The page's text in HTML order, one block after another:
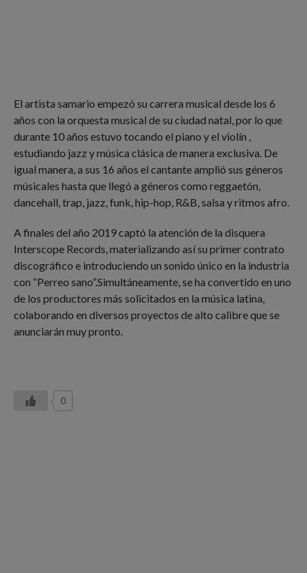
El artista samario empezó su carrera musical desde los 6
años con la orquesta musical de su ciudad natal, por lo que
durante 10 años estuvo tocando el piano y el violín ,
estudiando jazz y música clásica de manera exclusiva. De
igual manera, a sus 16 años el cantante amplió sus géneros
músicales hasta que llegó a géneros como reggaetón,
dancehall, trap, jazz, funk, hip-hop, R&B, salsa y ritmos afro.
A finales del año 2019 captó la atención de la disquera
Interscope Records, materializando así su primer contrato
discográfico e introduciendo un sonido único en la industria
con “Perreo sano”.Simultáneamente, se ha convertido en uno
de los productores más solicitados en la música latina,
colaborando en diversos proyectos de alto calibre que se
anunciarán muy pronto.
0